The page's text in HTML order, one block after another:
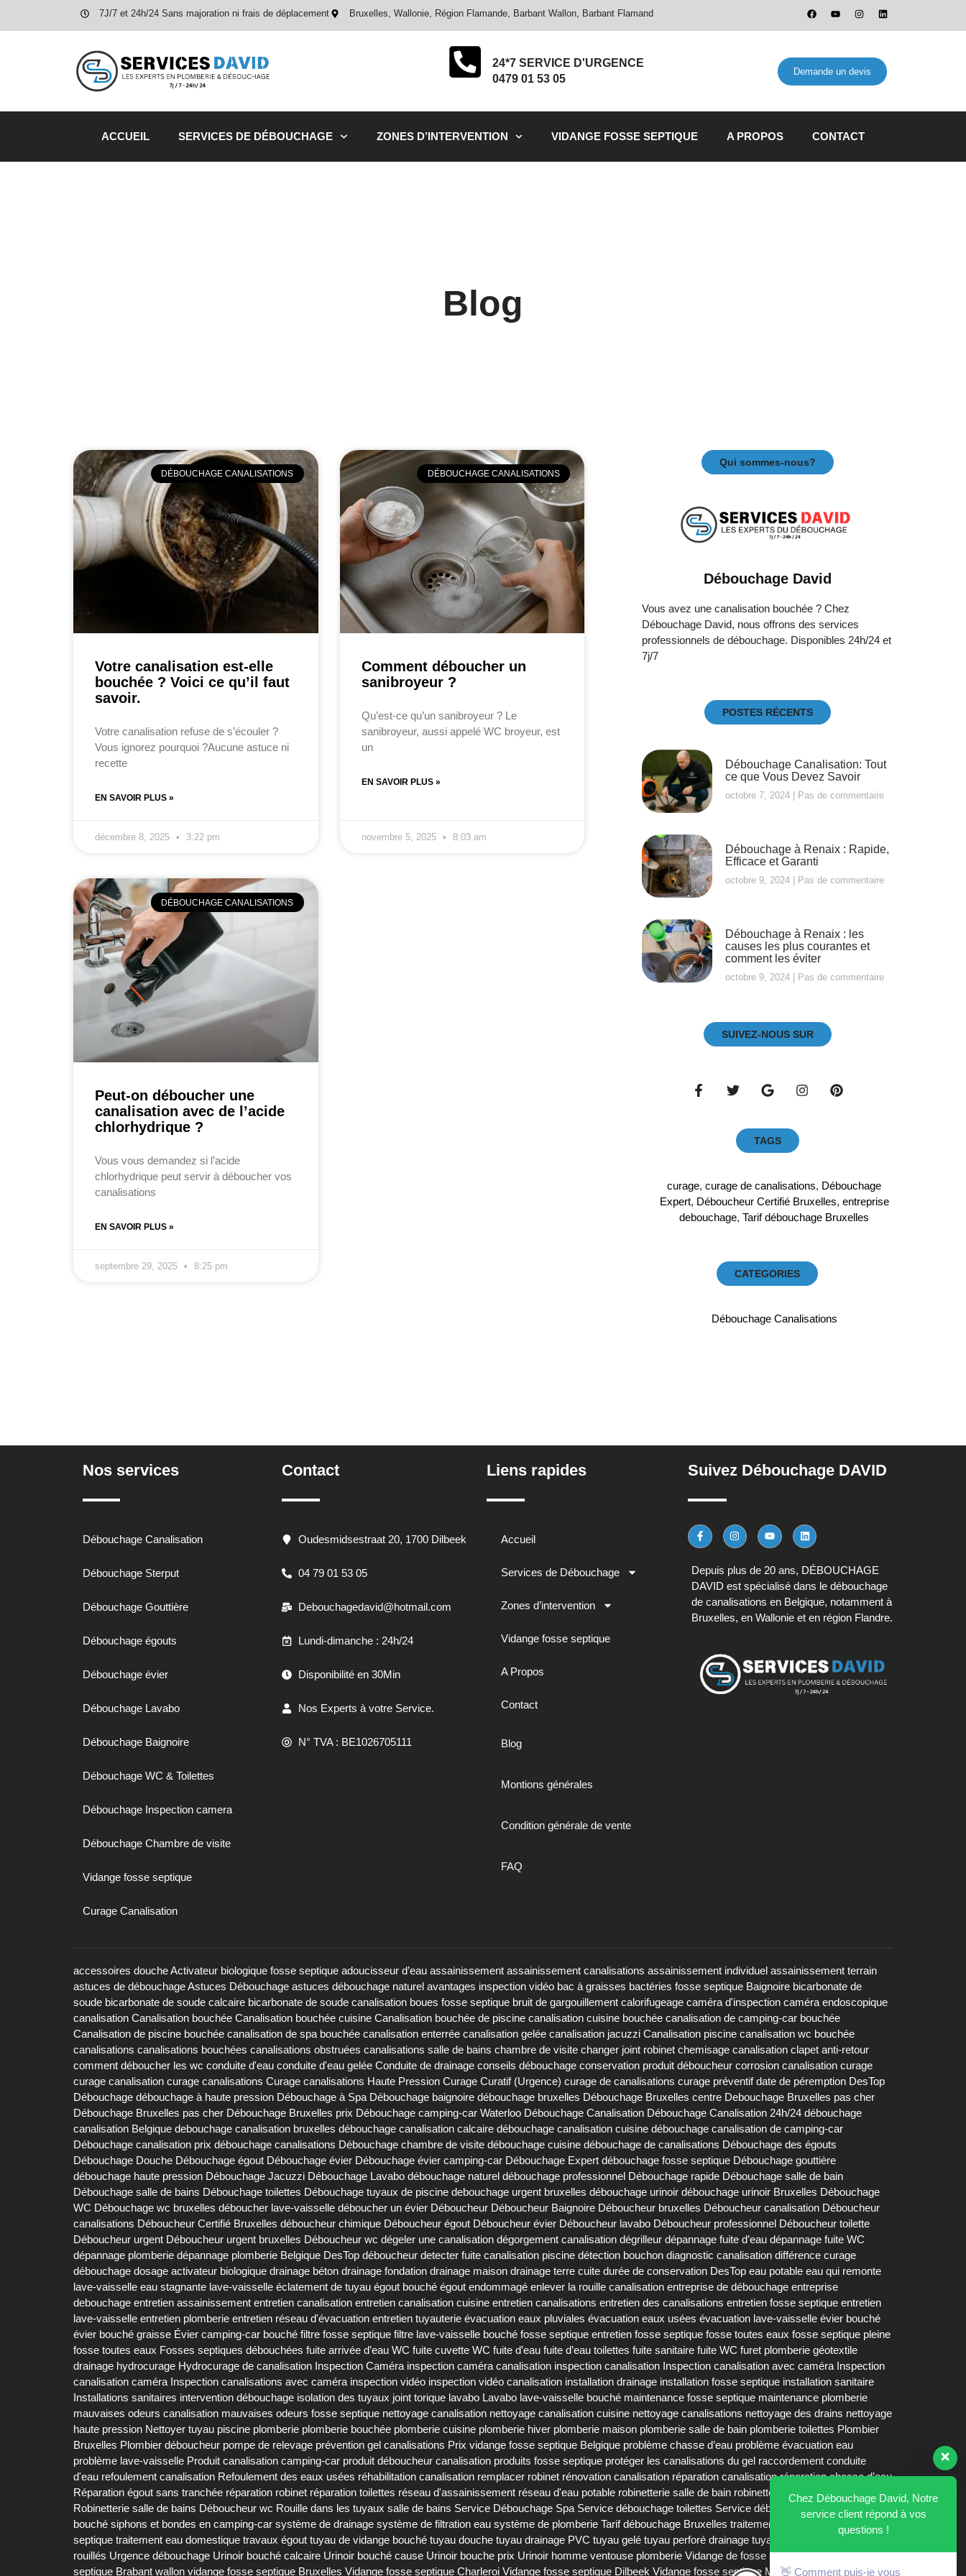
7J/7 et 24h/24 Sans majoration ni frais de déplacement Bruxelles, Wallonie, Région Flamande, Barbant Wallon, Barbant Flamand
24*7 SERVICE D'URGENCE
0479 01 53 05
Demande un devis
ACCUEIL SERVICES DE DÉBOUCHAGE ZONES D’INTERVENTION VIDANGE FOSSE SEPTIQUE A PROPOS CONTACT
Blog
DÉBOUCHAGE CANALISATIONS
Votre canalisation est-elle
bouchée ? Voici ce qu’il faut
savoir.
Votre canalisation refuse de s’écouler ?
Vous ignorez pourquoi ?Aucune astuce ni
recette
EN SAVOIR PLUS »
décembre 8, 2025 3:22 pm
DÉBOUCHAGE CANALISATIONS
Comment déboucher un
sanibroyeur ?
Qu’est-ce qu’un sanibroyeur ? Le
sanibroyeur, aussi appelé WC broyeur, est
un
EN SAVOIR PLUS »
novembre 5, 2025 8:03 am
DÉBOUCHAGE CANALISATIONS
Peut-on déboucher une
canalisation avec de l’acide
chlorhydrique ?
Vous vous demandez si l’acide
chlorhydrique peut servir à déboucher vos
canalisations
EN SAVOIR PLUS »
septembre 29, 2025 8:25 pm
Qui sommes-nous?
Débouchage David
Vous avez une canalisation bouchée ? Chez
Débouchage David, nous offrons des services
professionnels de débouchage. Disponibles 24h/24 et
7j/7
POSTES RÉCENTS
Débouchage Canalisation: Tout
ce que Vous Devez Savoir
octobre 7, 2024 Pas de commentaire
Débouchage à Renaix : Rapide,
Efficace et Garanti
octobre 9, 2024 Pas de commentaire
Débouchage à Renaix : les
causes les plus courantes et
comment les éviter
octobre 9, 2024 Pas de commentaire
SUIVEZ-NOUS SUR
TAGS
curage, curage de canalisations, Débouchage
Expert, Déboucheur Certifié Bruxelles, entreprise
debouchage, Tarif débouchage Bruxelles
CATEGORIES
Débouchage Canalisations
Nos services
Débouchage Canalisation
Débouchage Sterput
Débouchage Gouttière
Débouchage égouts
Débouchage évier
Débouchage Lavabo
Débouchage Baignoire
Débouchage WC & Toilettes
Débouchage Inspection camera
Débouchage Chambre de visite
Vidange fosse septique
Curage Canalisation
Contact
Oudesmidsestraat 20, 1700 Dilbeek
04 79 01 53 05
Debouchagedavid@hotmail.com
Lundi-dimanche : 24h/24
Disponibilité en 30Min
Nos Experts à votre Service.
N° TVA : BE1026705111
Liens rapides
Accueil
Services de Débouchage
Zones d’intervention
Vidange fosse septique
A Propos
Contact
Blog
Montions générales
Condition générale de vente
FAQ
Suivez Débouchage DAVID
Depuis plus de 20 ans, DÉBOUCHAGE
DAVID est spécialisé dans le débouchage
de canalisations en Belgique, notamment à
Bruxelles, en Wallonie et en région Flandre.
accessoires doucheActivateur biologique fosse septique adoucisseur d’eau assainissement assainissement canalisations assainissement individuel assainissement terrain
astuces de débouchageAstuces Débouchage astuces débouchage naturel avantages inspection vidéo bac à graisses bactéries fosse septique Baignoire bicarbonate de
soude bicarbonate de soude calcaire bicarbonate de soude canalisation boues fosse septique bruit de gargouillement calorifugeage caméra d'inspection caméra endoscopique
canalisation Canalisation bouchée Canalisation bouchée cuisine Canalisation bouchée de piscine canalisation cuisine bouchée canalisation de camping-car bouchée
Canalisation de piscine bouchée canalisation de spa bouchée canalisation enterrée canalisation gelée canalisation jacuzzi Canalisation piscine canalisation wc bouchée
canalisations canalisations bouchées canalisations obstruées canalisations salle de bains chambre de visite changer joint robinet chemisage canalisation clapet anti-retour
comment déboucher les wc conduite d'eau conduite d'eau gelée Conduite de drainage conseils débouchage conservation produit déboucheur corrosion canalisation curage
curage canalisation curage canalisations Curage canalisations Haute Pression Curage Curatif (Urgence) curage de canalisations curage préventif date de péremption DesTop
Débouchage débouchage à haute pression Débouchage à Spa Débouchage baignoire débouchage bruxelles Débouchage Bruxelles centre Debouchage Bruxelles pas cher
Débouchage Bruxelles pas cher Débouchage Bruxelles prix Débouchage camping-car Waterloo Débouchage Canalisation Débouchage Canalisation 24h/24 débouchage
canalisation Belgique debouchage canalisation bruxelles débouchage canalisation calcaire débouchage canalisation cuisine débouchage canalisation de camping-car
Débouchage canalisation prix débouchage canalisations Débouchage chambre de visite débouchage cuisine débouchage de canalisations Débouchage des égouts
Débouchage Douche Débouchage égout Débouchage évier Débouchage évier camping-car Débouchage Expert débouchage fosse septique Débouchage gouttière
débouchage haute pression Débouchage Jacuzzi Débouchage Lavabo débouchage naturel débouchage professionnel Débouchage rapide Débouchage salle de bain
Débouchage salle de bains Débouchage toilettes Débouchage tuyaux de piscine debouchage urgent bruxelles débouchage urinoir débouchage urinoir Bruxelles Débouchage
WC Débouchage wc bruxelles déboucher lave-vaisselle déboucher un évier Déboucheur Déboucheur Baignoire Déboucheur bruxelles Déboucheur canalisation Déboucheur
canalisations Déboucheur Certifié Bruxelles déboucheur chimique Déboucheur égout Déboucheur évier Déboucheur lavabo Déboucheur professionnel Déboucheur toilette
Déboucheur urgent Déboucheur urgent bruxelles Déboucheur wc dégeler une canalisation dégorgement canalisation dégrilleur dépannage fuite d’eau dépannage fuite WC
dépannage plomberie dépannage plomberie Belgique DesTop déboucheur detecter fuite canalisation piscine détection bouchon diagnostic canalisation différence curage
débouchage dosage activateur biologique drainage béton drainage fondation drainage maison drainage terre cuite durée de conservation DesTop eau potable eau qui remonte
lave-vaisselle eau stagnante lave-vaisselle éclatement de tuyau égout bouché égout endommagé enlever la rouille canalisation entreprise de débouchage entreprise
debouchage entretien assainissement entretien canalisation entretien canalisation cuisine entretien canalisations entretien des canalisations entretien fosse septique entretien
lave-vaisselle entretien plomberie entretien réseau d'évacuation entretien tuyauterie évacuation eaux pluviales évacuation eaux usées évacuation lave-vaisselle évier bouché
évier bouché graisse Évier camping-car bouché filtre fosse septique filtre lave-vaisselle bouché fosse septique entretien fosse septique fosse toutes eaux fosse septique pleine
fosse toutes eaux Fosses septiques débouchées fuite arrivée d’eau WC fuite cuvette WC fuite d’eau fuite d’eau toilettes fuite sanitaire fuite WC furet plomberie géotextile
drainage hydrocurage Hydrocurage de canalisation Inspection Caméra inspection caméra canalisation inspection canalisation Inspection canalisation avec caméra Inspection
canalisation caméra Inspection canalisations avec caméra inspection vidéo inspection vidéo canalisation installation drainage installation fosse septique installation sanitaire
Installations sanitaires intervention débouchage isolation des tuyaux joint torique lavabo Lavabo lave-vaisselle bouché maintenance fosse septique maintenance plomberie
mauvaises odeurs canalisation mauvaises odeurs fosse septique nettoyage canalisation nettoyage canalisation cuisine nettoyage canalisations nettoyage des drains nettoyage
haute pression Nettoyer tuyau piscine plomberie plomberie bouchée plomberie cuisine plomberie hiver plomberie maison plomberie salle de bain plomberie toilettes Plombier
Bruxelles Plombier déboucheur pompe de relevage prévention gel canalisations Prix vidange fosse septique Belgique problème chasse d’eau problème évacuation eau
problème lave-vaisselle Produit canalisation camping-car produit déboucheur canalisation produits fosse septique protéger les canalisations du gel raccordement conduite
d'eau refoulement canalisation Refoulement des eaux usées réhabilitation canalisation remplacer robinet rénovation canalisation réparation canalisation réparation chasse d’eau
Réparation égout sans tranchée réparation robinet réparation toilettes réseau d'assainissement réseau d'eau potable robinetterie salle de bain robinetterie salle de bains
Robinetterie salle de bains Déboucheur wc Rouille dans les tuyaux salle de bains Service Débouchage Spa Service débouchage toilettes Service débouchage urinoir
siphon
bouché siphons et bondes en camping-car système de drainage système de filtration eau système de plomberie Tarif débouchage Bruxelles traitement biologique fosse
septique traitement eau domestique travaux égout tuyau de vidange bouché tuyau douche tuyau drainage PVC tuyau gelé tuyau perforé drainage tuyaux bouchés
tuyaux
rouillés Urgence débouchage Urinoir bouché calcaire Urinoir bouché cause Urinoir bouche prix Urinoir homme ventouse plomberie Vidange de fosse septique Vidange fosse
septique Brabant wallon vidange fosse septique Bruxelles Vidange fosse septique Charleroi Vidange fosse septique Dilbeek Vidange fosse septique Mons Vidange fosse
Chez Débouchage David, Notre
service client répond à vos
questions !
👋 Comment puis-je vous